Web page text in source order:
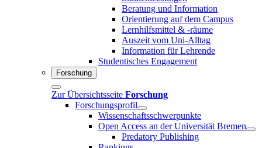
Beratung und Information
Orientierung auf dem Campus
Lernhilfsmittel & -räume
Auszeit vom Uni-Alltag
Information für Lehrende
Studentisches Engagement
Forschung
Zur Übersichtsseite Forschung
Forschungsprofil
Wissenschaftsschwerpunkte
Open Access an der Universität Bremen
Predatory Publishing